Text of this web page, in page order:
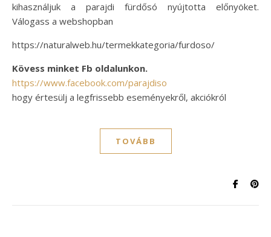
kihasználjuk a parajdi fürdősó nyújtotta előnyöket.
Válogass a webshopban
https://naturalweb.hu/termekkategoria/furdoso/
Kövess minket Fb oldalunkon.
https://www.facebook.com/parajdiso
hogy értesülj a legfrissebb eseményekről, akciókról
TOVÁBB